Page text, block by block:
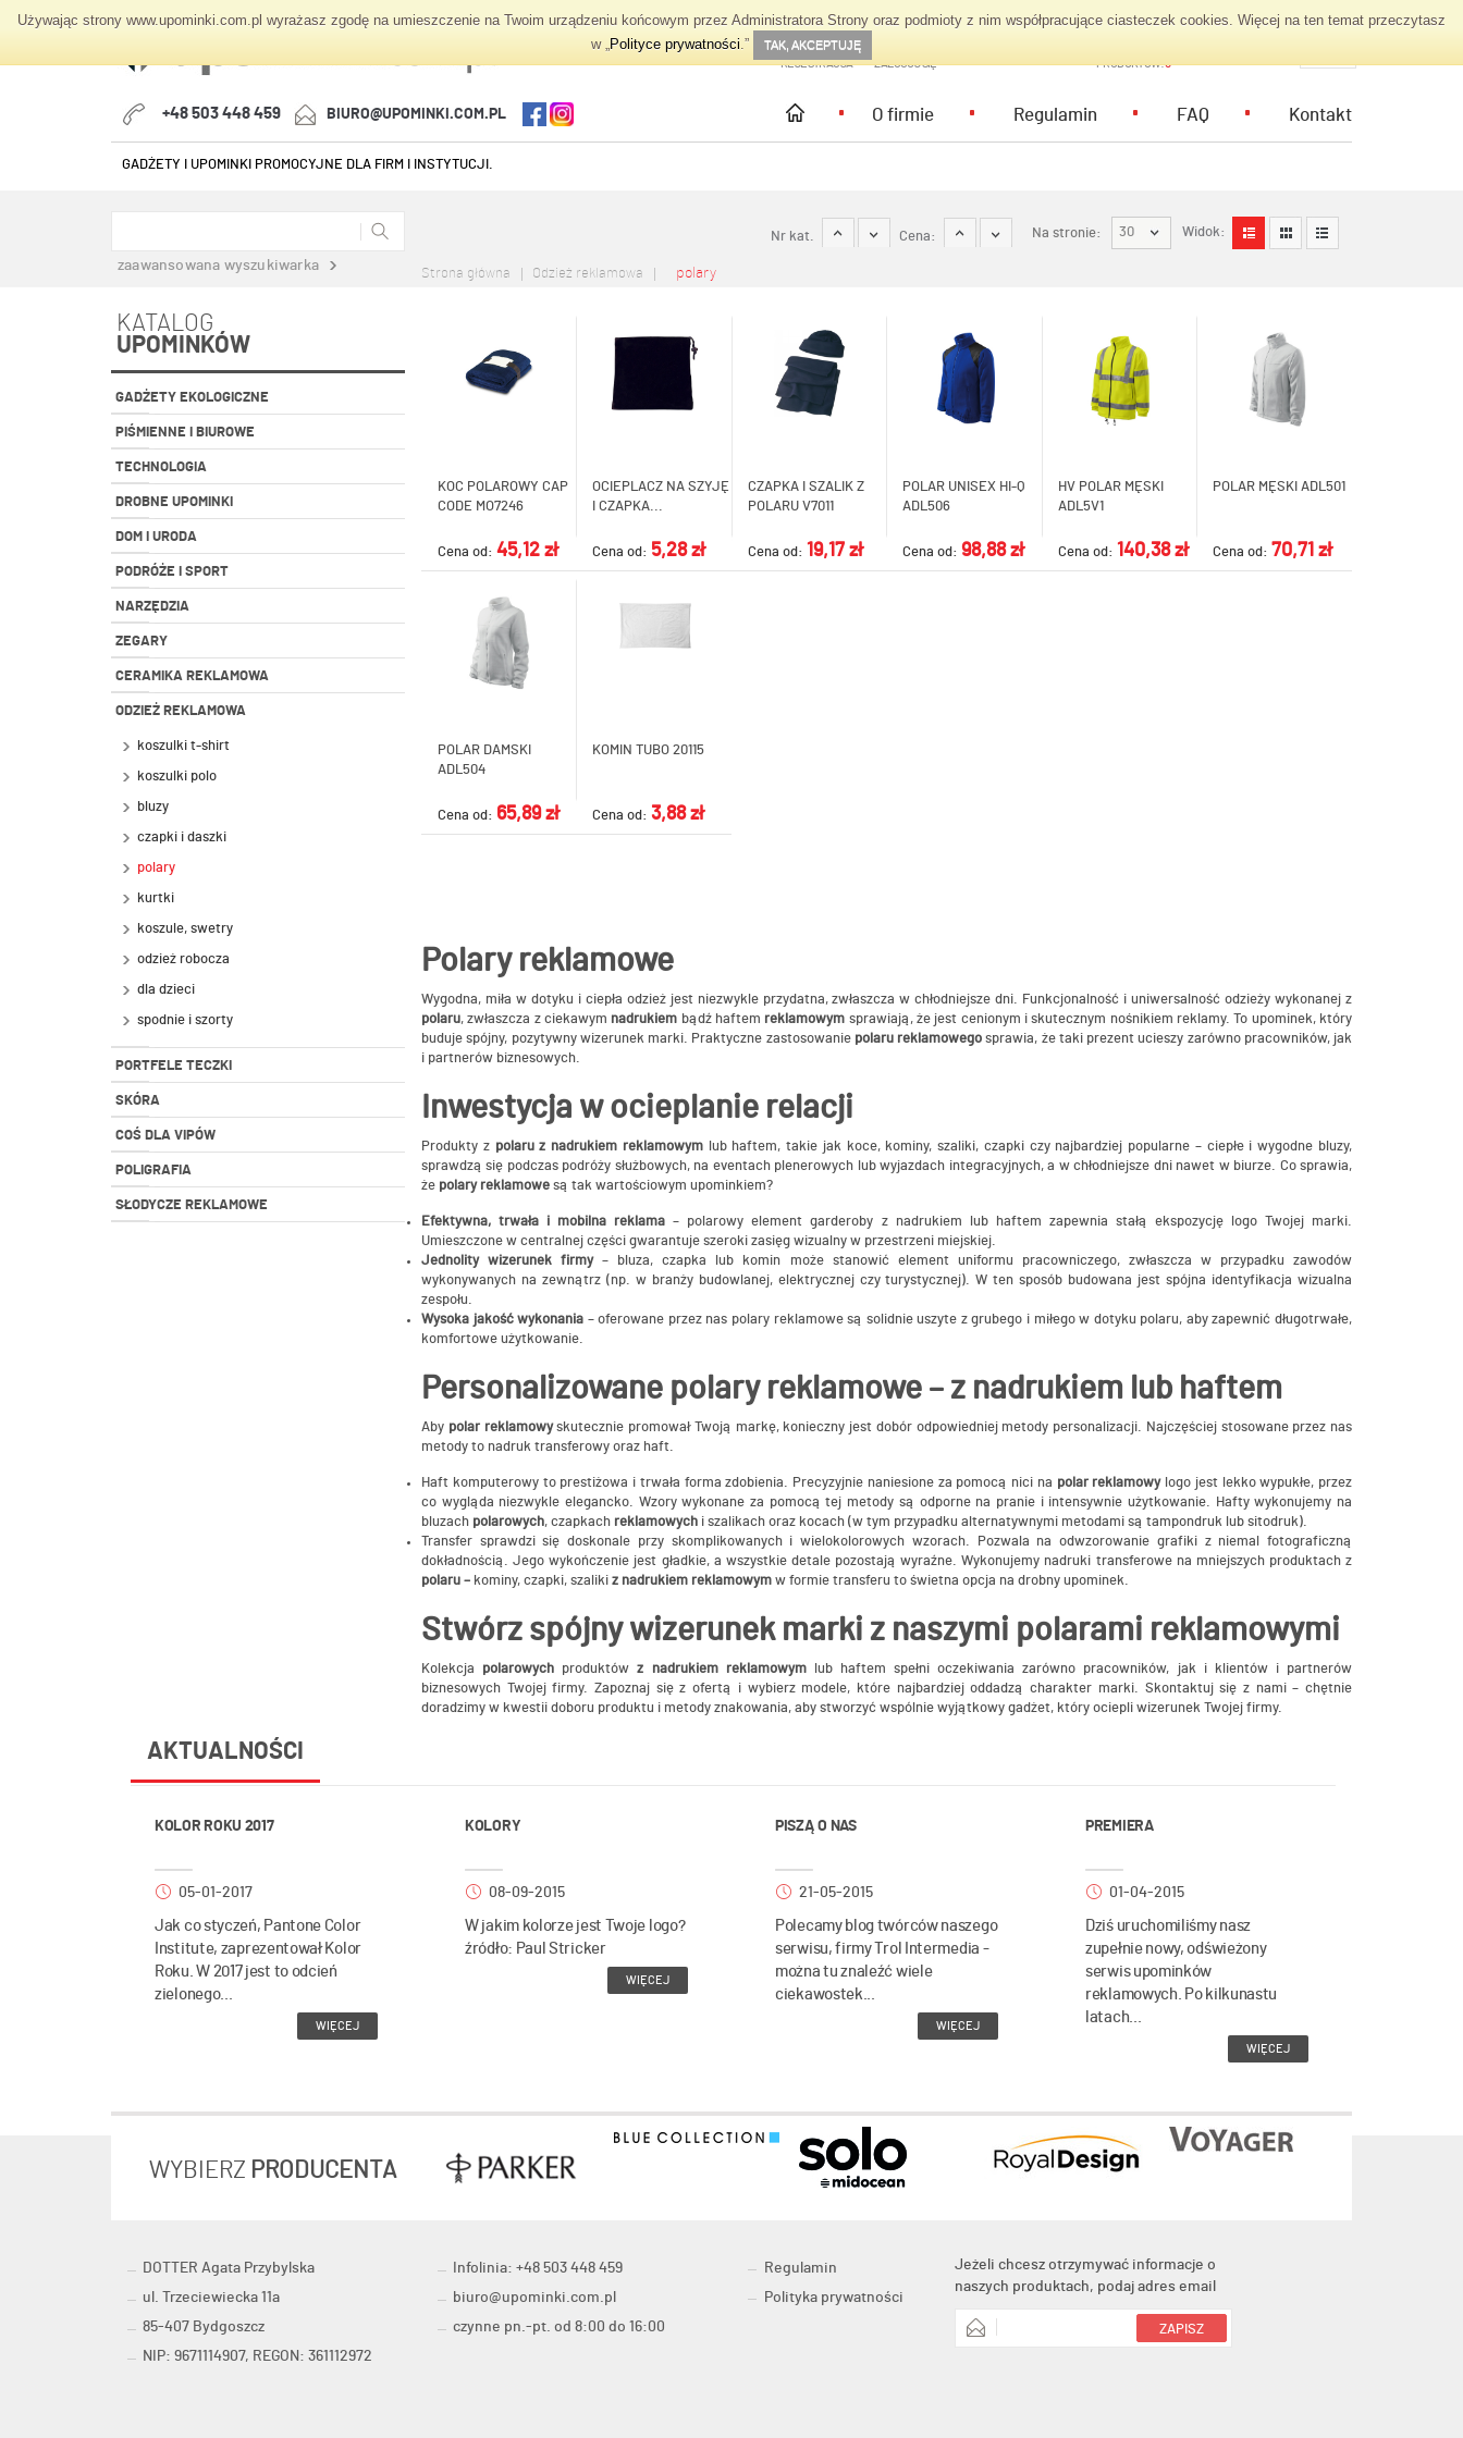
Używając strony www.upominki.com.pl wyrażasz zgodę na umieszczenie na Twoim urządzeniu końcowym przez Administratora Strony oraz podmioty z nim współpracujące ciasteczek cookies. Więcej na ten temat przeczytasz
w „Polityce prywatności.” TAK, AKCEPTUJĘ
TWOJE KONTO
REJESTRACJA ZALOGUJ SIĘ PRODUKTÓW:0
+48 503 448 459 BIURO@UPOMINKI.COM.PL O firmie Regulamin FAQ Kontakt
GADŻETY I UPOMINKI PROMOCYJNE DLA FIRM I INSTYTUCJI.
zaawansowana wyszukiwarka
KATALOG
UPOMINKÓW
GADŻETY EKOLOGICZNE
PIŚMIENNE I BIUROWE
TECHNOLOGIA
DROBNE UPOMINKI
DOM I URODA
PODRÓŻE I SPORT
NARZĘDZIA
ZEGARY
CERAMIKA REKLAMOWA
ODZIEŻ REKLAMOWA
koszulki t-shirt
koszulki polo
bluzy
czapki i daszki
polary
kurtki
koszule, swetry
odzież robocza
dla dzieci
spodnie i szorty
PORTFELE TECZKI
SKÓRA
COŚ DLA VIPÓW
POLIGRAFIA
SŁODYCZE REKLAMOWE
Widok:
Na stronie: 30
Nr kat. Cena:
Strona główna Odzież reklamowa polary
KOC POLAROWY CAP
CODE MO7246
Cena od: 45,12 zł
OCIEPLACZ NA SZYJĘ
I CZAPKA...
Cena od: 5,28 zł
CZAPKA I SZALIK Z
POLARU V7011
Cena od: 19,17 zł
POLAR UNISEX HI-Q
ADL506
Cena od:98,88 zł
HV POLAR MĘSKI
ADL5V1
Cena od: 140,38 zł
POLAR MĘSKI ADL501
Cena od: 70,71 zł
POLAR DAMSKI
ADL504
Cena od: 65,89 zł
KOMIN TUBO 20115
Cena od: 3,88 zł
Polary reklamowe
Wygodna, miła w dotyku i ciepła odzież jest niezwykle przydatna, zwłaszcza w chłodniejsze dni. Funkcjonalność i uniwersalność odzieży wykonanej z
polaru, zwłaszcza z ciekawym nadrukiem bądź haftem reklamowym sprawiają, że jest cenionym i skutecznym nośnikiem reklamy. To upominek, który
buduje spójny, pozytywny wizerunek marki. Praktyczne zastosowanie polaru reklamowego sprawia, że taki prezent ucieszy zarówno pracowników, jak
i partnerów biznesowych.
Inwestycja w ocieplanie relacji
Produkty z polaru z nadrukiem reklamowym
lub haftem, takie jak koce, kominy, szaliki, czapki czy najbardziej popularne – ciepłe i wygodne bluzy,
sprawdzą się podczas podróży służbowych, na eventach plenerowych lub wyjazdach integracyjnych, a w chłodniejsze dni nawet w biurze. Co sprawia,
że polary reklamowe są tak wartościowym upominkiem?
Efektywna, trwała i mobilna reklama – polarowy element garderoby z nadrukiem lub haftem zapewnia stałą ekspozycję logo Twojej marki.
Umieszczone w centralnej części gwarantuje szeroki zasięg wizualny w przestrzeni miejskiej.
Jednolity wizerunek firmy– bluza, czapka lub komin może stanowić element uniformu pracowniczego, zwłaszcza w przypadku zawodów
wykonywanych na zewnątrz (np. w branży budowlanej, elektrycznej czy turystycznej). W ten sposób budowana jest spójna identyfikacja wizualna
zespołu.
Wysoka jakość wykonania – oferowane przez nas polary reklamowe są solidnie uszyte z grubego i miłego w dotyku polaru, aby zapewnić długotrwałe,
komfortowe użytkowanie.
Personalizowane polary reklamowe – z nadrukiem lub haftem
Aby polar reklamowyskutecznie promował Twoją markę, konieczny jest dobór odpowiedniej metody personalizacji. Najczęściej stosowane przez nas
metody to nadruk transferowy oraz haft.
Haft komputerowy to prestiżowa i trwała forma zdobienia. Precyzyjnie naniesione za pomocą nici na polar reklamowy logo jest lekko wypukłe, przez
co wygląda niezwykle elegancko. Wzory wykonane za pomocą tej metody są odporne na pranie i intensywnie użytkowanie. Hafty wykonujemy na
bluzach polarowych, czapkach reklamowych i szalikach oraz kocach (w tym przypadku alternatywnymi metodami są tampondruk lub sitodruk).
Transfer sprawdzi się doskonale przy skomplikowanych i wielokolorowych wzorach. Pozwala na odwzorowanie grafiki z niemal fotograficzną
dokładnością. Jego wykończenie jest gładkie, a wszystkie detale pozostają wyraźne. Wykonujemy nadruki transferowe na mniejszych produktach z
polaru – kominy, czapki, szaliki z nadrukiem reklamowym w formie transferu to świetna opcja na drobny upominek.
Stwórz spójny wizerunek marki z naszymi polarami reklamowymi
Kolekcja polarowych produktówz nadrukiem reklamowymlub haftem spełni oczekiwania zarówno pracowników, jak i klientów i partnerów
biznesowych Twojej firmy. Zapoznaj się z ofertą i wybierz modele, które najbardziej oddadzą charakter marki. Skontaktuj się z nami – chętnie
doradzimy w kwestii doboru produktu i metody znakowania, aby stworzyć wspólnie wyjątkowy gadżet, który ociepli wizerunek Twojej firmy.
AKTUALNOŚCI
KOLOR ROKU 2017
05-01-2017
Jak co styczeń, Pantone Color
Institute, zaprezentował Kolor
Roku. W 2017 jest to odcień
zielonego...
WIĘCEJ
KOLORY
08-09-2015
W jakim kolorze jest Twoje logo?
źródło: Paul Stricker
WIĘCEJ
PISZĄ O NAS
21-05-2015
Polecamy blog twórców naszego
serwisu, firmy Trol Intermedia -
można tu znaleźć wiele
ciekawostek...
WIĘCEJ
PREMIERA
01-04-2015
Dziś uruchomiliśmy nasz
zupełnie nowy, odświeżony
serwis upominków
reklamowych. Po kilkunastu
latach...
WIĘCEJ
WYBIERZ PRODUCENTA
DOTTER Agata Przybylska
ul. Trzeciewiecka 11a
85-407 Bydgoszcz
NIP: 9671114907, REGON: 361112972
Infolinia: +48 503 448 459
biuro@upominki.com.pl
czynne pn.-pt. od 8:00 do 16:00
Regulamin
Polityka prywatności
Jeżeli chcesz otrzymywać informacje o
naszych produktach, podaj adres email